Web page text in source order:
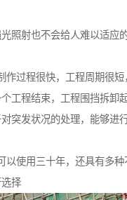
照射也不会给人难以适应
作过程很快，工程周期很
工程结束，工程围挡拆卸
突发状况的处理，能够进
以使用三十年，还具有多
择